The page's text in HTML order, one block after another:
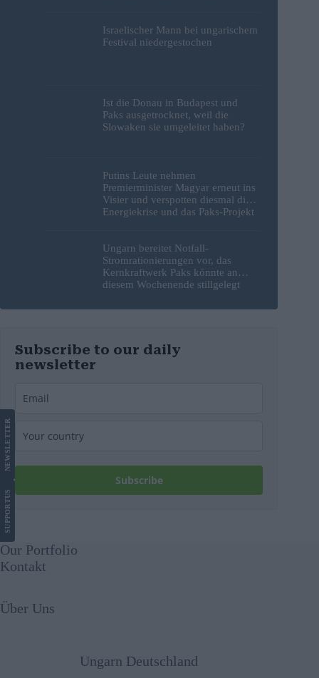
Israelischer Mann bei ungarischem
Festival niedergestochen
Ist die Donau in Budapest und
Paks ausgetrocknet, weil die
Slowaken sie umgeleitet haben?
Putins Leute nehmen
Premierminister Magyar erneut ins
Visier und verspotten diesmal die
Energiekrise und das Paks-Projekt
Ungarn bereitet Notfall-
Stromrationierungen vor, das
Kernkraftwerk Paks könnte an
diesem Wochenende stillgelegt
Subscribe to our daily
newsletter
Subscribe
SUPPORT
US
NEWS
LETTER
Our Portfolio
Kontakt
Über Uns
Ungarn Deutschland